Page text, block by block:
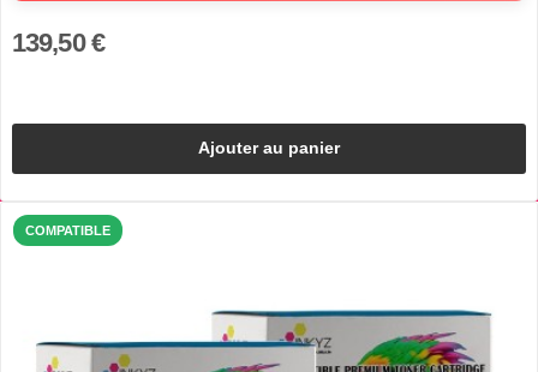
139,50 €
Ajouter au panier
COMPATIBLE